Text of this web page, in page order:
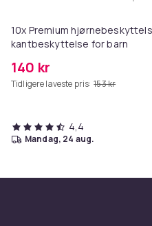
10x Premium
kantbeskyttelse for barn
140 kr
Tidligere laveste pris: 153 kr
4,4
mandag, 24 aug.